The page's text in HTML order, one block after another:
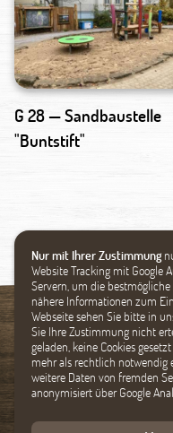
Nur mit Ihrer Zustimmung
Website Tracking mit Google
Servern, um die
nähere Informationen zum
Webseite sehen Sie bitte in
Sie Ihre Zustimmung nicht
geladen, keine Cookies
mehr als rechtlich notwendig
weitere Daten von fremden
anonymisiert über Google
G 28 — Sandbaustelle
"Buntstift"
Spielgeräte
Holzbau
Zoologischer Bau
Unikate